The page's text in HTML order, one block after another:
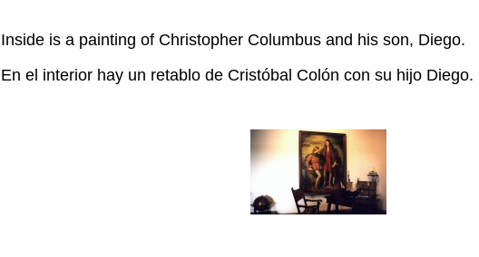
Inside is a painting of Christopher Columbus and his son, Diego.
En el interior hay un retablo de Cristóbal Colón con su hijo Diego.